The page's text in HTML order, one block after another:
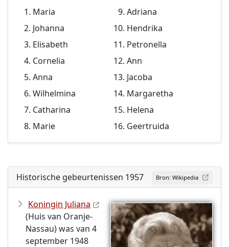
Maria
Johanna
Elisabeth
Cornelia
Anna
Wilhelmina
Catharina
Marie
Adriana
Hendrika
Petronella
Ann
Jacoba
Margaretha
Helena
Geertruida
Bron: Wikipedia
Historische gebeurtenissen 1957
Koningin Juliana
(Huis van Oranje-
Nassau) was van 4
september 1948